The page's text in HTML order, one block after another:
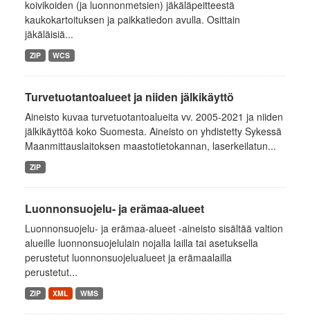
koivikoiden (ja luonnonmetsien) jäkäläpeitteestä
kaukokartoituksen ja paikkatiedon avulla. Osittain
jäkäläisiä...
ZIP WCS
Turvetuotantoalueet ja niiden jälkikäyttö
Aineisto kuvaa turvetuotantoalueita vv. 2005-2021 ja niiden
jälkikäyttöä koko Suomesta. Aineisto on yhdistetty Sykessä
Maanmittauslaitoksen maastotietokannan, laserkeilatun...
ZIP
Luonnonsuojelu- ja erämaa-alueet
Luonnonsuojelu- ja erämaa-alueet -aineisto sisältää valtion
alueille luonnonsuojelulain nojalla lailla tai asetuksella
perustetut luonnonsuojelualueet ja erämaalailla
perustetut...
ZIP XML WMS